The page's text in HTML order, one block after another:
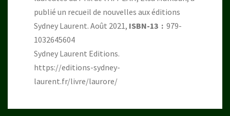
publié un recueil de nouvelles aux éditions
Sydney Laurent. Août 2021,
ISBN-13 ‏ : ‎ 979-
1032645604
Sydney Laurent Editions.
https://editions-sydney-
laurent.fr/livre/laurore/